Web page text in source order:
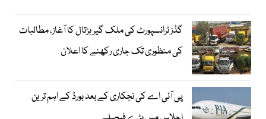
گڈز ٹرانسپورٹ کی ملک گیر ہڑتال کا آغاز، مطالبات
کی منظوری تک جاری رکھنے کا اعلان
پی آئی اے کی نجکاری کے بعد بورڈ کے اہم ترین